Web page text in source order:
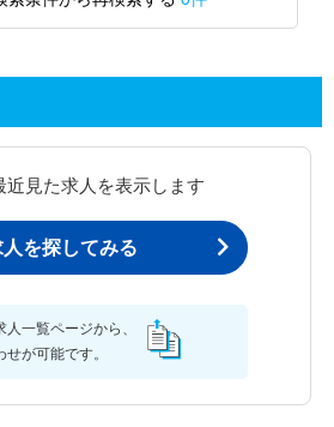
近見た求人を表示します
人を探してみる
人一覧ページから、
せが可能です。